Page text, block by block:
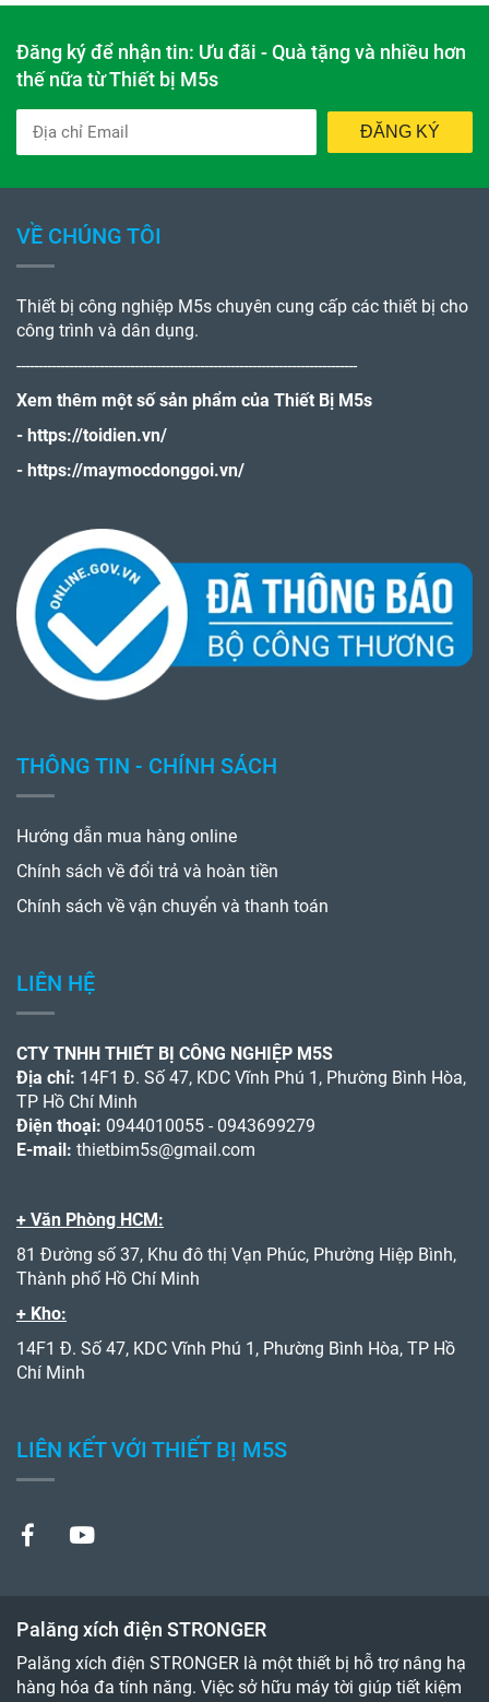
Palăng xích điện STRONGER
Palăng xích điện STRONGER là một thiết bị hỗ trợ nâng hạ
hàng hóa đa tính năng. Việc sở hữu máy tời giúp tiết kiệm
Đăng ký để nhận tin: Ưu đãi - Quà tặng và nhiều hơn
thế nữa từ Thiết bị M5s
ĐĂNG KÝ
VỀ CHÚNG TÔI
Thiết bị công nghiệp M5s chuyên cung cấp các thiết bị cho
công trình và dân dụng.
------------------------------------------------------------------------------
Xem thêm một số sản phẩm của Thiết Bị M5s
- https://toidien.vn/
- https://maymocdonggoi.vn/
THÔNG TIN - CHÍNH SÁCH
Hướng dẫn mua hàng online
Chính sách về đổi trả và hoàn tiền
Chính sách về vận chuyển và thanh toán
LIÊN HỆ
CTY TNHH THIẾT BỊ CÔNG NGHIỆP M5S
Địa chỉ: 14F1 Đ. Số 47, KDC Vĩnh Phú 1, Phường Bình Hòa,
TP Hồ Chí Minh
Điện thoại: 0944010055 - 0943699279
E-mail: thietbim5s@gmail.com
+ Văn Phòng HCM:
81 Đường số 37, Khu đô thị Vạn Phúc, Phường Hiệp Bình,
Thành phố Hồ Chí Minh
+ Kho:
14F1 Đ. Số 47, KDC Vĩnh Phú 1, Phường Bình Hòa, TP Hồ
Chí Minh
LIÊN KẾT VỚI THIẾT BỊ M5S